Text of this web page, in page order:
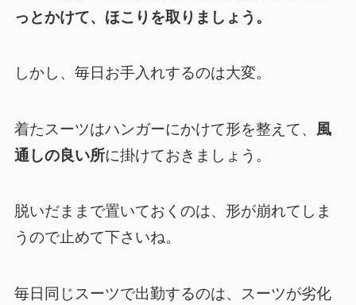
っとかけて、ほこりを取りましょう。
しかし、毎日お手入れするのは大変。
着たスーツはハンガーにかけて形を整えて、 風
通しの良い所に掛けておきましょう。
脱いだままで置いておくのは、形が崩れてしま
うので止めて下さいね。
毎日同じスーツで出勤するのは、スーツが劣化